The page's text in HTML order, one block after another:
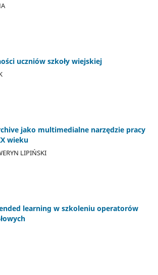
uczniów szkoły wiejskiej
jako multimedialne narzędzie pracy
wieku
LIPIŃSKI
learning w szkoleniu operatorów